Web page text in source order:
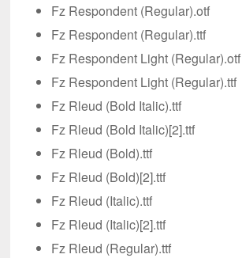
Fz Respondent (Regular).otf
Fz Respondent (Regular).ttf
Fz Respondent Light (Regular).otf
Fz Respondent Light (Regular).ttf
Fz Rleud (Bold Italic).ttf
Fz Rleud (Bold Italic)[2].ttf
Fz Rleud (Bold).ttf
Fz Rleud (Bold)[2].ttf
Fz Rleud (Italic).ttf
Fz Rleud (Italic)[2].ttf
Fz Rleud (Regular).ttf